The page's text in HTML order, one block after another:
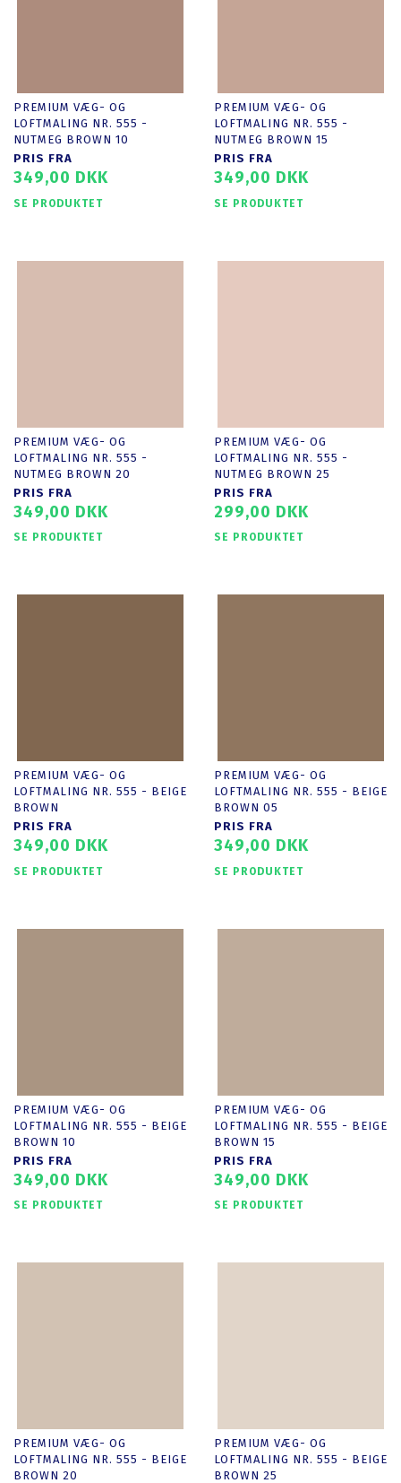
PREMIUM VÆG- OG
LOFTMALING NR. 555 -
NUTMEG BROWN 10
PRIS FRA
349,00 DKK
SE PRODUKTET
PREMIUM VÆG- OG
LOFTMALING NR. 555 -
NUTMEG BROWN 15
PRIS FRA
349,00 DKK
SE PRODUKTET
PREMIUM VÆG- OG
LOFTMALING NR. 555 -
NUTMEG BROWN 20
PRIS FRA
349,00 DKK
SE PRODUKTET
PREMIUM VÆG- OG
LOFTMALING NR. 555 -
NUTMEG BROWN 25
PRIS FRA
299,00 DKK
SE PRODUKTET
PREMIUM VÆG- OG
LOFTMALING NR. 555 - BEIGE
BROWN
PRIS FRA
349,00 DKK
SE PRODUKTET
PREMIUM VÆG- OG
LOFTMALING NR. 555 - BEIGE
BROWN 05
PRIS FRA
349,00 DKK
SE PRODUKTET
PREMIUM VÆG- OG
LOFTMALING NR. 555 - BEIGE
BROWN 10
PRIS FRA
349,00 DKK
SE PRODUKTET
PREMIUM VÆG- OG
LOFTMALING NR. 555 - BEIGE
BROWN 15
PRIS FRA
349,00 DKK
SE PRODUKTET
PREMIUM VÆG- OG
LOFTMALING NR. 555 - BEIGE
BROWN 20
PREMIUM VÆG- OG
LOFTMALING NR. 555 - BEIGE
BROWN 25